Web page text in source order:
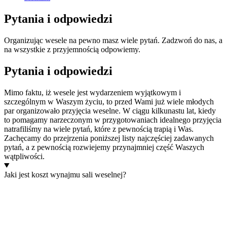
Pytania i odpowiedzi
Organizując wesele na pewno masz wiele pytań. Zadzwoń do nas, a
na wszystkie z przyjemnością odpowiemy.
Pytania i odpowiedzi
Mimo faktu, iż wesele jest wydarzeniem wyjątkowym i
szczególnym w Waszym życiu, to przed Wami już wiele młodych
par organizowało przyjęcia weselne. W ciągu kilkunastu lat, kiedy
to pomagamy narzeczonym w przygotowaniach idealnego przyjęcia
natrafiliśmy na wiele pytań, które z pewnością trapią i Was.
Zachęcamy do przejrzenia poniższej listy najczęściej zadawanych
pytań, a z pewnością rozwiejemy przynajmniej część Waszych
wątpliwości.
Jaki jest koszt wynajmu sali weselnej?